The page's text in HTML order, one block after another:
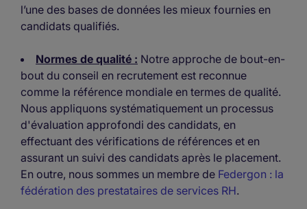
l’une des bases de données les mieux fournies en
candidats qualifiés.
Normes de qualité : Notre approche de bout-en-
bout du conseil en recrutement est reconnue
comme la référence mondiale en termes de qualité.
Nous appliquons systématiquement un processus
d'évaluation approfondi des candidats, en
effectuant des vérifications de références et en
assurant un suivi des candidats après le placement.
En outre, nous sommes un membre de Federgon : la
fédération des prestataires de services RH.